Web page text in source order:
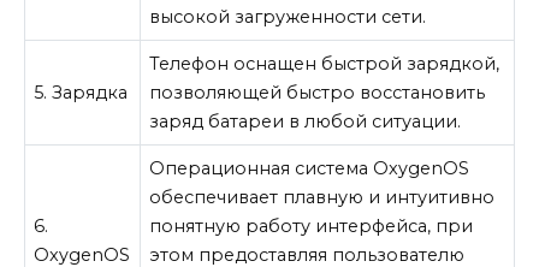
высокой загруженности сети.
5. Зарядка
Телефон оснащен быстрой зарядкой,
позволяющей быстро восстановить
заряд батареи в любой ситуации.
6.
OxygenOS
Операционная система OxygenOS
обеспечивает плавную и интуитивно
понятную работу интерфейса, при
этом предоставляя пользователю